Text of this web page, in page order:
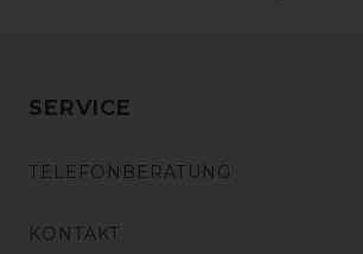
SERVICE
TELEFONBERATUNG
KONTAKT